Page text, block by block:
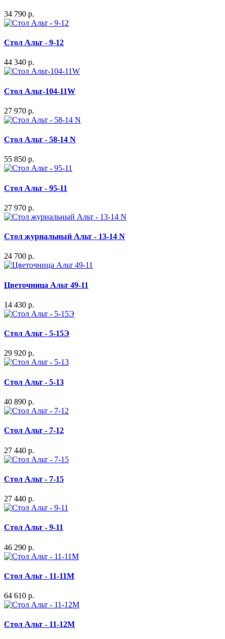
34 790 р.
Стол Альт - 9-12
44 340 р.
Стол Альт-104-11W
27 970 р.
Стол Альт - 58-14 N
55 850 р.
Стол Альт - 95-11
27 970 р.
Стол журнальный Альт - 13-14 N
24 700 р.
Цветочница Альт 49-11
14 430 р.
Стол Альт - 5-15Э
29 920 р.
Стол Альт - 5-13
40 890 р.
Стол Альт - 7-12
27 440 р.
Стол Альт - 7-15
27 440 р.
Стол Альт - 9-11
46 290 р.
Стол Альт - 11-11М
64 610 р.
Стол Альт - 11-12М